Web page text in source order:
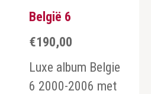
België 6
€190,00
Luxe album Belgie
6 2000-2006 met